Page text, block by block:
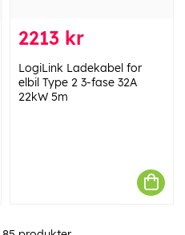
2213 kr
LogiLink Ladekabel for
elbil Type 2 3-fase 32A
22kW 5m